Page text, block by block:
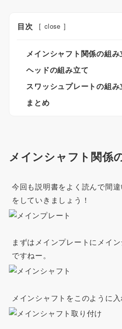
目次 [ close ]
メインシャフト関係の組み
ヘッドの組み立て
スワッシュプレートの組み
まとめ
メインシャフト関係
今回も説明書をよく読んで間
をしていきましょう！
まずはメインプレートにメイ
ですねー。
メインシャフトをこのように